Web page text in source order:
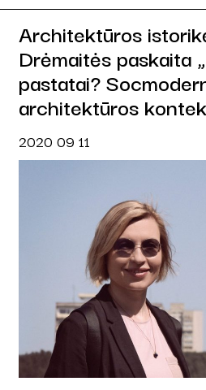
Architektūros
Drėmaitės paskaita
pastatai?
architektūros
2020 09 11